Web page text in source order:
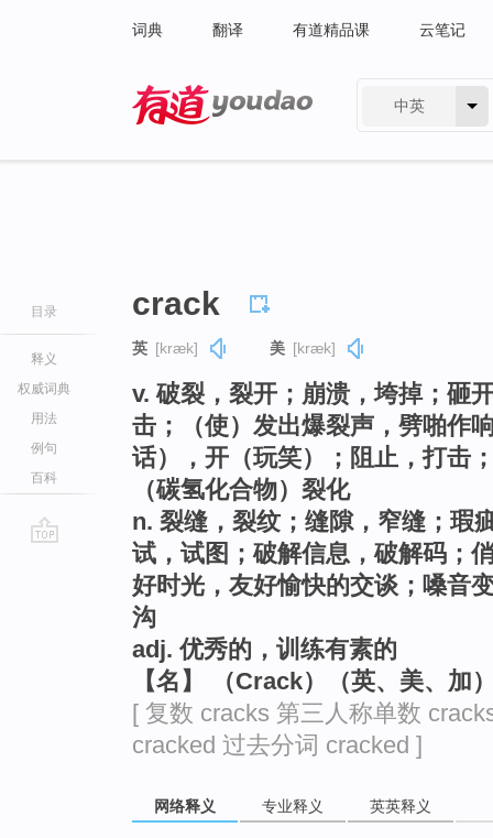
词典 翻译 有道精品课 云笔记
中英
目录
释义
权威词典
用法
例句
百科
crack
英 [kræk] 美 [kræk]
v. 破裂，裂开；崩溃，垮掉；砸
击；（使）发出爆裂声，劈啪作
话），开（玩笑）；阻止，打击
（碳氢化合物）裂化
n. 裂缝，裂纹；缝隙，窄缝；瑕
试，试图；破解信息，破解码；
好时光，友好愉快的交谈；嗓音
沟
adj. 优秀的，训练有素的
【名】 （Crack）（英、美、加
[ 复数 cracks 第三人称单数
cracked 过去分词 cracked ]
网络释义 专业释义 英英释义